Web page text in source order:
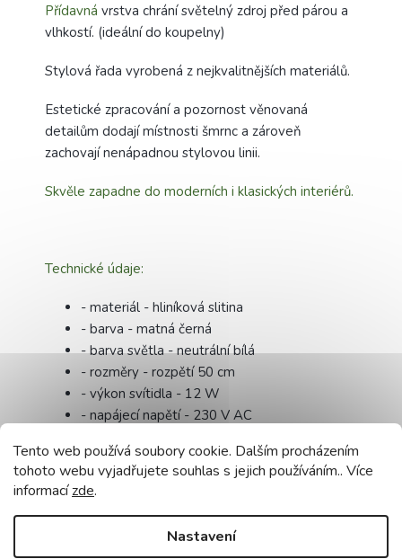
Tento web používá soubory cookie. Dalším procházením
tohoto webu vyjadřujete souhlas s jejich používáním.. Více
informacízde.
Nastavení
Přídavná vrstva chrání světelný zdroj před párou a
vlhkostí. (ideální do koupelny)
Stylová řada vyrobená z nejkvalitnějších materiálů.
Estetické zpracování a pozornost věnovaná
detailům dodají místnosti šmrnc a zároveň
zachovají nenápadnou stylovou linii.
Skvěle zapadne do moderních i klasických interiérů.
Technické údaje:
- materiál - hliníková slitina
- barva - matná černá
- barva světla - neutrální bílá
- rozměry - rozpětí 50 cm
- výkon svítidla - 12 W
- napájecí napětí - 230 V AC
- světelný tok - 960 lm
- nastavení úhlu sklonu - ne
- životnost - 30 000 hodin
- počet cyklů zapnutí/vypnutí - 15 000x
- index podání barev - CRI Ra 80